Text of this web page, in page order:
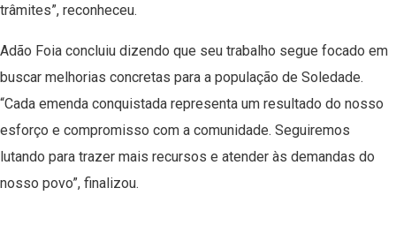
trâmites”, reconheceu.
Adão Foia concluiu dizendo que seu trabalho segue focado em
buscar melhorias concretas para a população de Soledade.
“Cada emenda conquistada representa um resultado do nosso
esforço e compromisso com a comunidade. Seguiremos
lutando para trazer mais recursos e atender às demandas do
nosso povo”, finalizou.